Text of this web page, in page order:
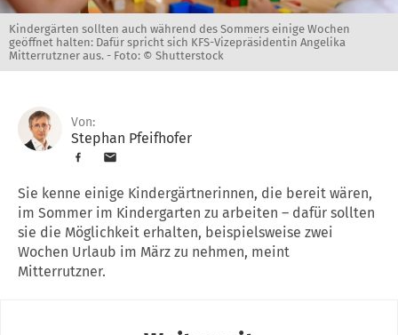
Kindergärten sollten auch während des Sommers einige Wochen
geöffnet halten: Dafür spricht sich KFS-Vizepräsidentin Angelika
Mitterrutzner aus. - Foto: © Shutterstock
Von:
Stephan Pfeifhofer
Sie kenne einige Kindergärtnerinnen, die bereit wären,
im Sommer im Kindergarten zu arbeiten – dafür sollten
sie die Möglichkeit erhalten, beispielsweise zwei
Wochen Urlaub im März zu nehmen, meint
Mitterrutzner.